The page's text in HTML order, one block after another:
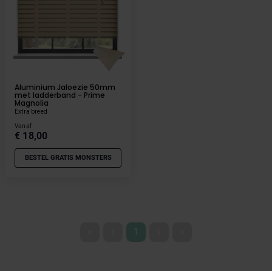
Aluminium Jaloezie 50mm
met ladderband - Prime
Magnolia
Extra breed
Vanaf
€ 18,00
BESTEL GRATIS MONSTERS
1